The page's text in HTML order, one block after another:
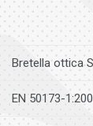
Bretella ottica
EN 50173-